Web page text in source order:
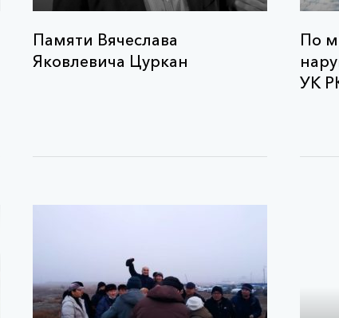
Памяти Вячеслава
Яковлевича Цуркан
По
УК